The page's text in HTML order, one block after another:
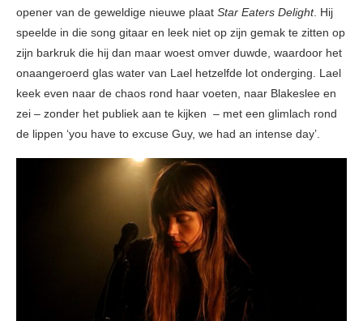
opener van de geweldige nieuwe plaat Star Eaters Delight. Hij
speelde in die song gitaar en leek niet op zijn gemak te zitten op
zijn barkruk die hij dan maar woest omver duwde, waardoor het
onaangeroerd glas water van Lael hetzelfde lot onderging. Lael
keek even naar de chaos rond haar voeten, naar Blakeslee en
zei – zonder het publiek aan te kijken – met een glimlach rond
de lippen ‘you have to excuse Guy, we had an intense day’.